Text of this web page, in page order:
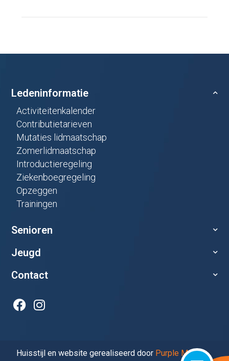
Ledeninformatie
Activiteitenkalender
Contributietarieven
Mutaties lidmaatschap
Zomerlidmaatschap
Introductieregeling
Ziekenboegregeling
Opzeggen
Trainingen
Senioren
Jeugd
Contact
Huisstijl en website gerealiseerd door Purple Media